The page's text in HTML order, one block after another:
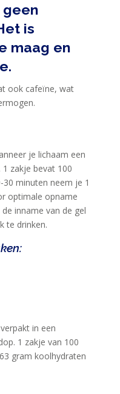
geen
is
maag en
ook cafeïne, wat
je lichaam een
zakje bevat 100
minuten neem je 1
optimale opname
inname van de gel
te drinken.
in een
1 zakje van 100
gram koolhydraten